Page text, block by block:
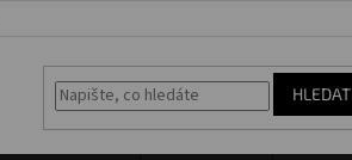
HLEDAT